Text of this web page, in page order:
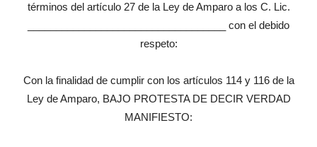
términos del artículo 27 de la Ley de Amparo a los C. Lic.
___________________________________ con el debido
respeto:
Con la finalidad de cumplir con los artículos 114 y 116 de la
Ley de Amparo, BAJO PROTESTA DE DECIR VERDAD
MANIFIESTO: